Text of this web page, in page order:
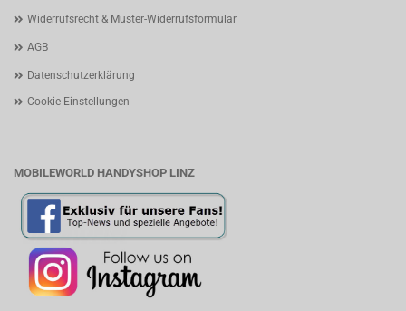
Widerrufsrecht & Muster-Widerrufsformular
AGB
Datenschutzerklärung
Cookie Einstellungen
MOBILEWORLD HANDYSHOP LINZ